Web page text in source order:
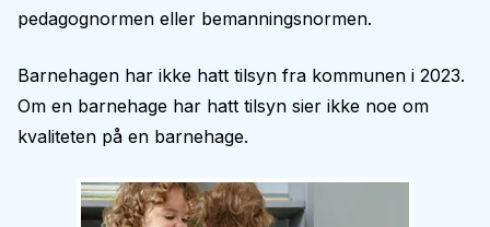
pedagognormen eller bemanningsnormen.
Barnehagen har ikke hatt tilsyn fra kommunen i 2023.
Om en barnehage har hatt tilsyn sier ikke noe om
kvaliteten på en barnehage.